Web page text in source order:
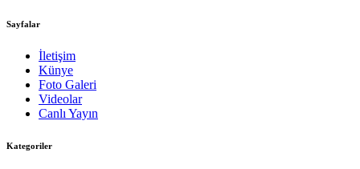
Sayfalar
İletişim
Künye
Foto Galeri
Videolar
Canlı Yayın
Kategoriler